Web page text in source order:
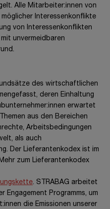
Alle Mitarbeiter:innen von
Interessenkonflikte
von Interessenkonflikten
unvermeidbaren
des wirtschaftlichen
deren Einhaltung
erwartet
aus den Bereichen
Arbeitsbedingungen
als auch
Der Lieferantenkodex ist im
zum Lieferantenkodex
. STRABAG arbeitet
Engagement Programms, um
die Emissionen unserer